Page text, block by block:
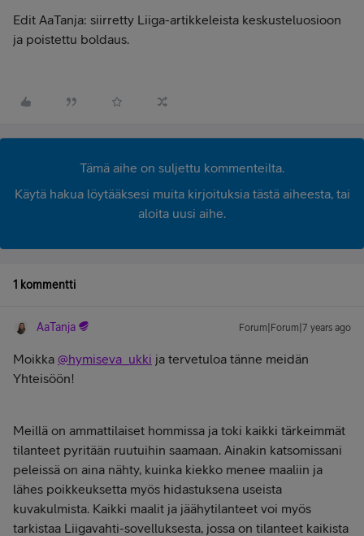
Edit AaTanja: siirretty Liiga-artikkeleista keskusteluosioon
ja poistettu boldaus.
Tämä aihe on suljettu kommenteilta.
Käytä hakua löytääksesi muita kirjoituksia tästä aiheesta, tai
aloita uusi aihe.
1 kommentti
AaTanja Forum|Forum|7 years ago
Moikka @hymiseva_ukki ja tervetuloa tänne meidän
Yhteisöön!
Meillä on ammattilaiset hommissa ja toki kaikki tärkeimmät
tilanteet pyritään ruutuihin saamaan. Ainakin katsomissani
peleissä on aina nähty, kuinka kiekko menee maaliin ja
lähes poikkeuksetta myös hidastuksena useista
kuvakulmista. Kaikki maalit ja jäähytilanteet voi myös
tarkistaa Liigavahti-sovelluksesta, jossa on tilanteet kaikista